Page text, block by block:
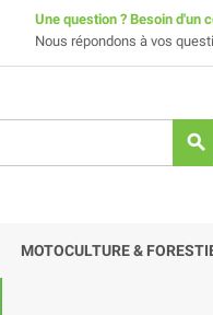
Une question ? Besoin d'un
Nous répondons à vos
search
MOTOCULTURE &